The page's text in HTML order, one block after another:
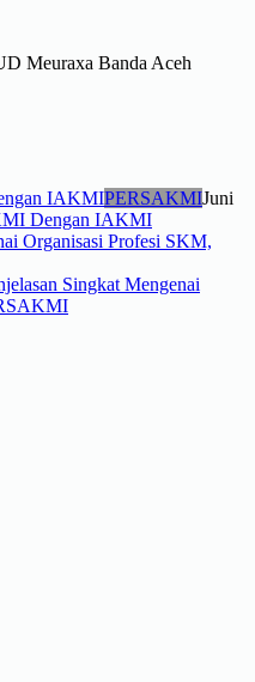
Meuraxa Banda Aceh
PERSAKMIJuni
Dengan IAKMI
Singkat Mengenai